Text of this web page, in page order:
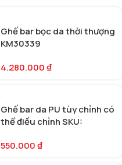
Ghế bar bọc da thời thượng
KM30339
4.280.000₫
Ghế bar da PU tùy chỉnh có
thể điều chỉnh SKU:
550.000₫